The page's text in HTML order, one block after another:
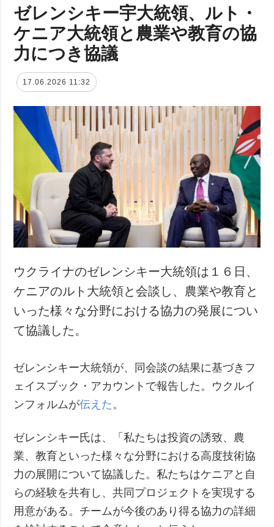
ゼレンシキー宇大統領、ルト・
ケニア大統領と農業や教育の協
力につき協議
17.06.2026 11:32
ウクライナのゼレンシキー大統領は１６日、
ケニアのルト大統領と会談し、農業や教育と
いった様々な分野における協力の発展につい
て協議した。
ゼレンシキー大統領が、同会談の結果に基づきフ
ェイスブック・アカウントで報告した。ウクルイ
ンフォルムが伝えた 。
ゼレンシキー氏は、「私たちは投資の誘致、農
業、教育といった様々な分野における高度技術協
力の展開について協議した。私たちはケニアと自
らの経験を共有し、共同プロジェクトを実現する
用意がある。チームが今後のあり得る協力の詳細